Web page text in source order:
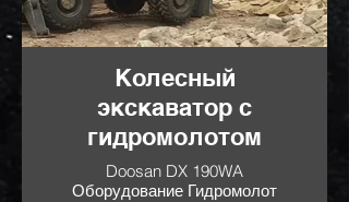
Колесный
экскаватор с
гидромолотом
Doosan DX 190WA
Оборудование Гидромолот